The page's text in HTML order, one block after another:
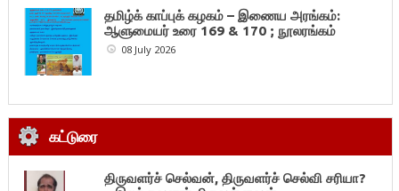
தமிழ்க் காப்புக் கழகம் – இணைய அரங்கம்:
ஆளுமையர் உரை 169 & 170 ; நூலரங்கம்
08 July 2026
கட்டுரை
திருவளர்ச் செல்வன், திருவளர்ச் செல்வி சரியா?